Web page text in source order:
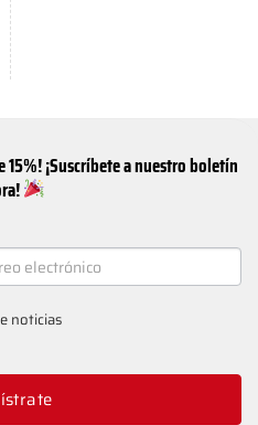
15%! ¡Suscríbete a nuestro boletín
noticias